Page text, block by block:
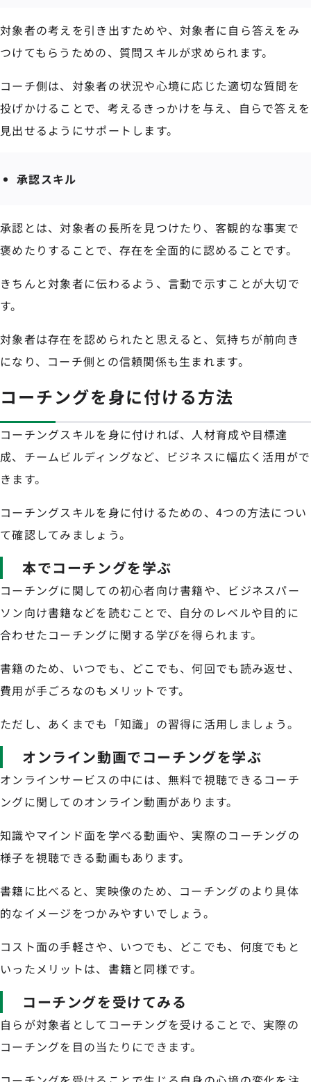
対象者の考えを引き出すためや、対象者に自ら答えをみ
つけてもらうための、質問スキルが求められます。
コーチ側は、対象者の状況や心境に応じた適切な質問を
投げかけることで、考えるきっかけを与え、自らで答えを
見出せるようにサポートします。
承認スキル
承認とは、対象者の長所を見つけたり、客観的な事実で
褒めたりすることで、存在を全面的に認めることです。
きちんと対象者に伝わるよう、言動で示すことが大切で
す。
対象者は存在を認められたと思えると、気持ちが前向き
になり、コーチ側との信頼関係も生まれます。
コーチングを身に付ける方法
コーチングスキルを身に付ければ、人材育成や目標達
成、チームビルディングなど、ビジネスに幅広く活用がで
きます。
コーチングスキルを身に付けるための、4つの方法につい
て確認してみましょう。
本でコーチングを学ぶ
コーチングに関しての初心者向け書籍や、ビジネスパー
ソン向け書籍などを読むことで、自分のレベルや目的に
合わせたコーチングに関する学びを得られます。
書籍のため、いつでも、どこでも、何回でも読み返せ、
費用が手ごろなのもメリットです。
ただし、あくまでも「知識」の習得に活用しましょう。
オンライン動画でコーチングを学ぶ
オンラインサービスの中には、無料で視聴できるコーチ
ングに関してのオンライン動画があります。
知識やマインド面を学べる動画や、実際のコーチングの
様子を視聴できる動画もあります。
書籍に比べると、実映像のため、コーチングのより具体
的なイメージをつかみやすいでしょう。
コスト面の手軽さや、いつでも、どこでも、何度でもと
いったメリットは、書籍と同様です。
コーチングを受けてみる
自らが対象者としてコーチングを受けることで、実際の
コーチングを目の当たりにできます。